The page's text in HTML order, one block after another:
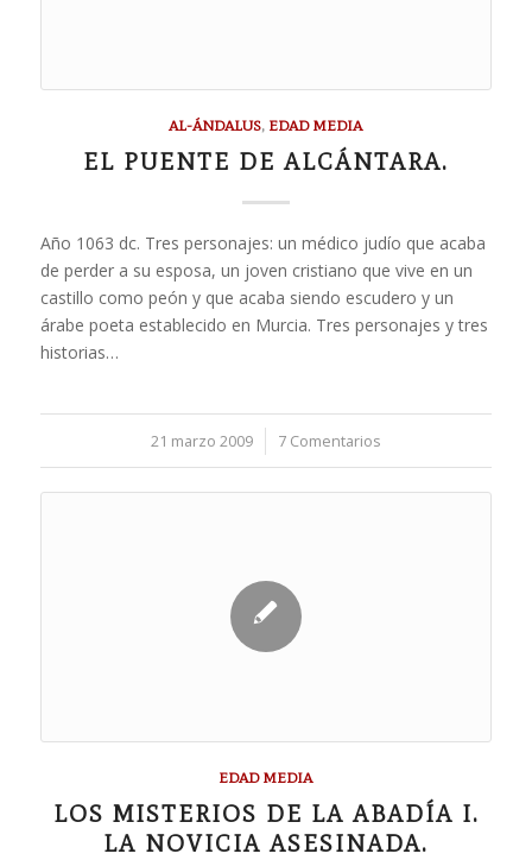
AL-ÁNDALUS, EDAD MEDIA
EL PUENTE DE ALCÁNTARA.
Año 1063 dc. Tres personajes: un médico judío que acaba
de perder a su esposa, un joven cristiano que vive en un
castillo como peón y que acaba siendo escudero y un
árabe poeta establecido en Murcia. Tres personajes y tres
historias…
21 marzo 2009
/ 7 Comentarios
EDAD MEDIA
LOS MISTERIOS DE LA ABADÍA I.
LA NOVICIA ASESINADA.